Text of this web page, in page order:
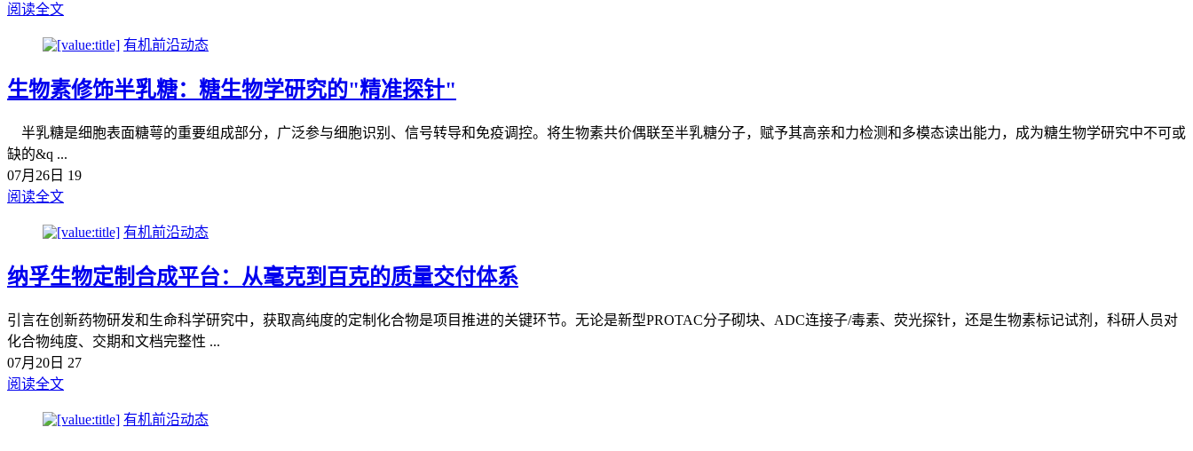
阅读全文
有机前沿动态
生物素修饰半乳糖：糖生物学研究的"精准探针"
半乳糖是细胞表面糖萼的重要组成部分，广泛参与细胞识别、信号转导和免疫调控。将生物素共价偶联至半乳糖分子，赋予其高亲和力检测和多模态读出能力，成为糖生物学研究中不可或
缺的&q ...
07月26日 19
阅读全文
有机前沿动态
纳孚生物定制合成平台：从毫克到百克的质量交付体系
引言在创新药物研发和生命科学研究中，获取高纯度的定制化合物是项目推进的关键环节。无论是新型PROTAC分子砌块、ADC连接子/毒素、荧光探针，还是生物素标记试剂，科研人员对
化合物纯度、交期和文档完整性 ...
07月20日 27
阅读全文
有机前沿动态